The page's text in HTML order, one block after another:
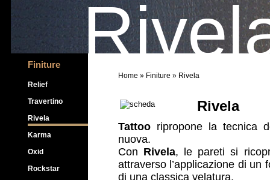
Finiture
Relief
Travertino
Rivela
Karma
Oxid
Rockstar
Home » Finiture » Rivela
Rivela
Tattoo ripropone la tecnica
nuova.
Con Rivela, le pareti si
attraverso l’applicazione di un
di una classica velatura.